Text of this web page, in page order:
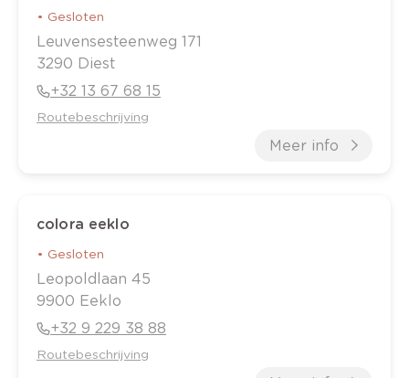
• Gesloten
Leuvensesteenweg 171
3290 Diest
+32 13 67 68 15
Routebeschrijving
Meer info
colora eeklo
• Gesloten
Leopoldlaan 45
9900 Eeklo
+32 9 229 38 88
Routebeschrijving